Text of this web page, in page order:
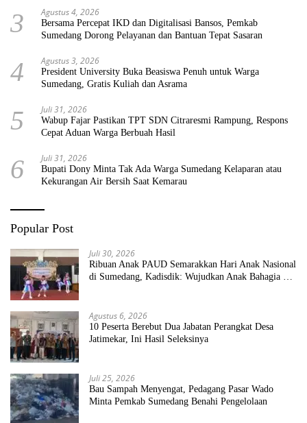
3 Agustus 4, 2026
Bersama Percepat IKD dan Digitalisasi Bansos, Pemkab
Sumedang Dorong Pelayanan dan Bantuan Tepat Sasaran
4 Agustus 3, 2026
President University Buka Beasiswa Penuh untuk Warga
Sumedang, Gratis Kuliah dan Asrama
5 Juli 31, 2026
Wabup Fajar Pastikan TPT SDN Citraresmi Rampung, Respons
Cepat Aduan Warga Berbuah Hasil
6 Juli 31, 2026
Bupati Dony Minta Tak Ada Warga Sumedang Kelaparan atau
Kekurangan Air Bersih Saat Kemarau
Popular Post
Juli 30, 2026
Ribuan Anak PAUD Semarakkan Hari Anak Nasional
di Sumedang, Kadisdik: Wujudkan Anak Bahagia dan
Agustus 6, 2026
10 Peserta Berebut Dua Jabatan Perangkat Desa
Jatimekar, Ini Hasil Seleksinya
Juli 25, 2026
Bau Sampah Menyengat, Pedagang Pasar Wado
Minta Pemkab Sumedang Benahi Pengelolaan